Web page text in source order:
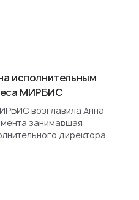
исполнительным
МИРБИС
возглавила Анна
занимавшая
директора